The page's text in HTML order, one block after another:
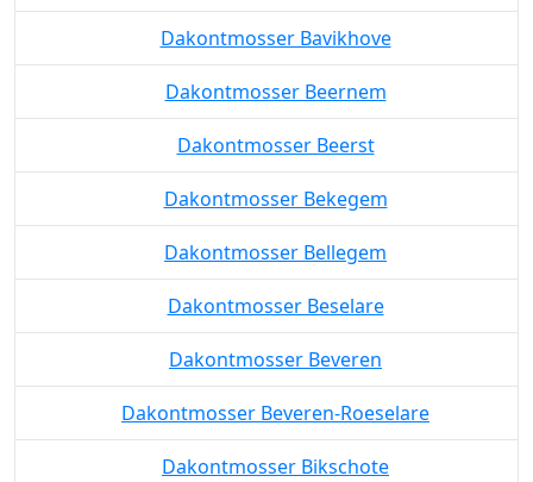
Dakontmosser Bavikhove
Dakontmosser Beernem
Dakontmosser Beerst
Dakontmosser Bekegem
Dakontmosser Bellegem
Dakontmosser Beselare
Dakontmosser Beveren
Dakontmosser Beveren-Roeselare
Dakontmosser Bikschote